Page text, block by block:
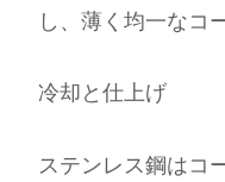
し、薄く均一なコ
冷却と仕上げ
ステンレス鋼はコ